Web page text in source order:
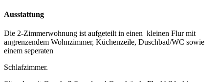
Ausstattung
Die 2-Zimmerwohnung ist aufgeteilt in einen kleinen Flur mit
angrenzendem Wohnzimmer, Küchenzeile, Duschbad/WC sowie
einem seperaten
Schlafzimmer.